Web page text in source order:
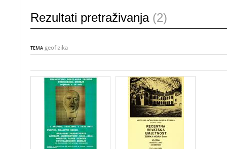
Rezultati pretraživanja (2)
TEMA geofizika